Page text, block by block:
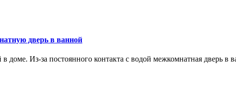
дверь в ванной
Из-за постоянного контакта с водой межкомнатная дверь в